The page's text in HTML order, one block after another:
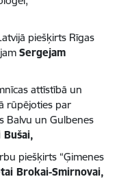
piešķirts Rīgas
Sergejam
attīstībā un
rūpējoties par
Balvu un Gulbenes
Bušai,
piešķirts “Ģimenes
Brokai-Smirnovai,